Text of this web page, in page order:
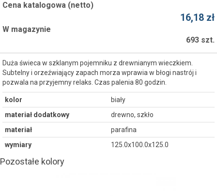
Cena katalogowa (netto)
16,18 zł
W magazynie
693 szt.
Duża świeca w szklanym pojemniku z drewnianym wieczkiem.
Subtelny i orzeźwiający zapach morza wprawia w błogi nastrój i
pozwala na przyjemny relaks. Czas palenia 80 godzin.
kolor
biały
materiał dodatkowy
drewno, szkło
materiał
parafina
wymiary
125.0x100.0x125.0
Pozostałe kolory